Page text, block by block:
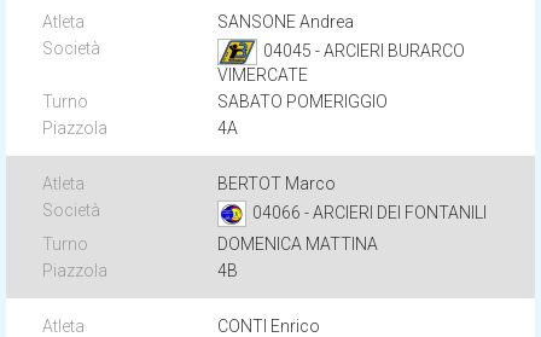
SANSONE Andrea
04045 - ARCIERI BURARCO
VIMERCATE
SABATO POMERIGGIO
4A
BERTOT Marco
04066 - ARCIERI DEI FONTANILI
DOMENICA MATTINA
4B
CONTI Enrico